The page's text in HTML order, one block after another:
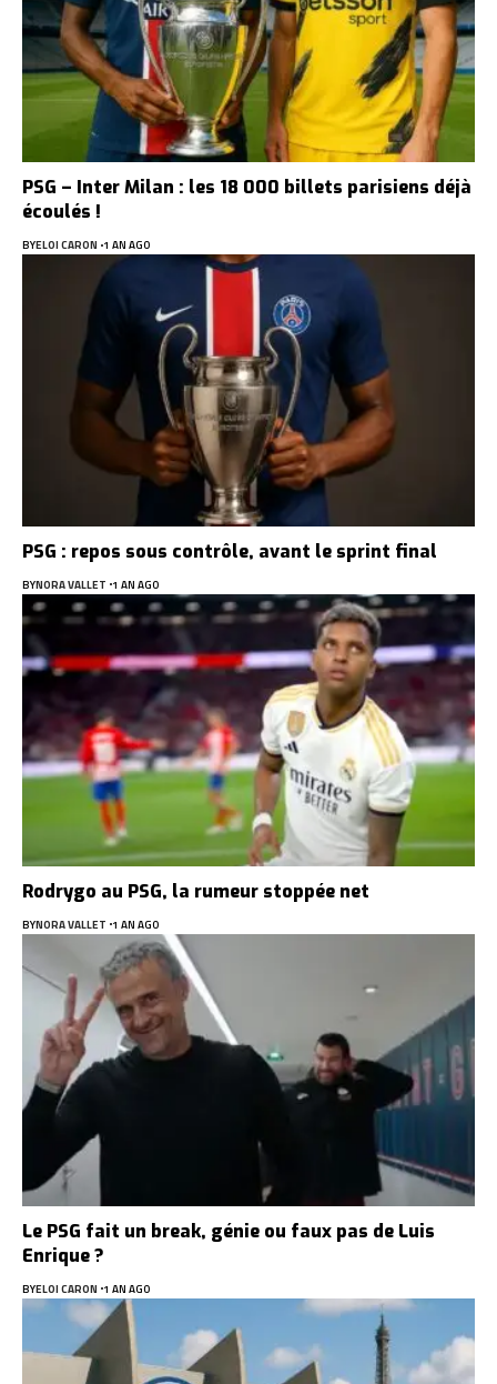
PSG – Inter Milan : les 18 000 billets parisiens déjà
écoulés !
BYELOI CARON 1 AN AGO
PSG : repos sous contrôle, avant le sprint final
BYNORA VALLET 1 AN AGO
Rodrygo au PSG, la rumeur stoppée net
BYNORA VALLET 1 AN AGO
Le PSG fait un break, génie ou faux pas de Luis
Enrique ?
BYELOI CARON 1 AN AGO